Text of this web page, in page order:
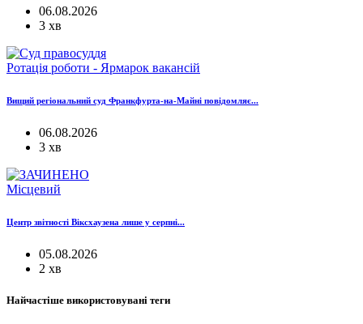
06.08.2026
3 хв
Ротація роботи - Ярмарок вакансій
Вищий регіональний суд Франкфурта-на-Майні повідомляє...
06.08.2026
3 хв
Місцевий
Центр звітності Віксхаузена лише у серпні...
05.08.2026
2 хв
Найчастіше використовувані теги